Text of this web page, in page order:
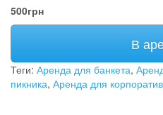
500грн
В
Теги: Аренда для банкета,
пикника, Аренда для